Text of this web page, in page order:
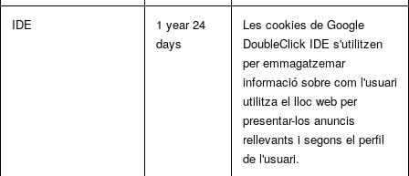
IDE
1 year 24
days
Les cookies de Google
DoubleClick IDE s'utilitzen
per emmagatzemar
informació sobre com l'usuari
utilitza el lloc web per
presentar-los anuncis
rellevants i segons el perfil
de l'usuari.